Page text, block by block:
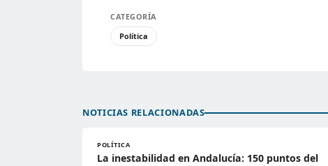
CATEGORÍA
Política
NOTICIAS RELACIONADAS
POLÍTICA
La inestabilidad en Andalucía: 150 puntos del